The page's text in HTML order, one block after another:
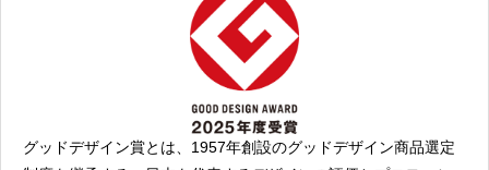
グッドデザイン賞とは、1957年創設のグッドデザイン商品選定